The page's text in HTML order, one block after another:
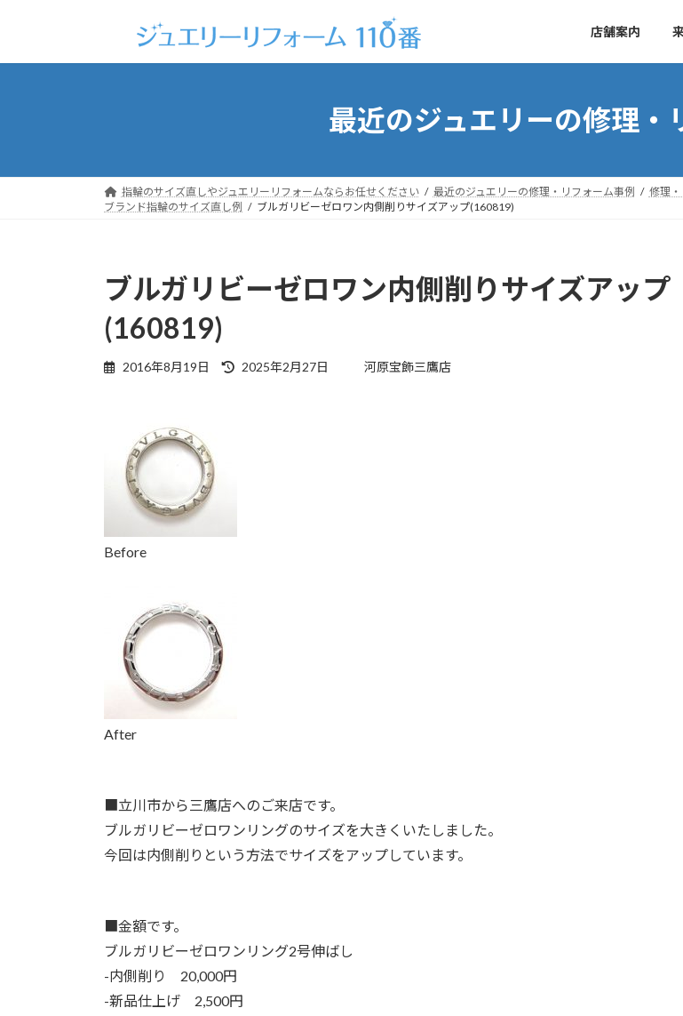
ッ
移
店舗案内
最近のジュエリーの修理・
指輪のサイズ直しやジュエリーリフォームならお任せください 最近のジュエリーの修理・リフォーム事例 修理
ブランド指輪のサイズ直し例
ブルガリビーゼロワン内側削りサイズアップ(160819)
ブルガリビーゼロワン内側削りサイズアップ
(160819)
2016年8月19日
最
2025年2月27日 河原宝飾三鷹店
Before
After
立川市から三鷹店へのご来店です。
ブルガリビーゼロワンリングのサイズを大きくいたしました。
今回は内側削りという方法でサイズをアップしています。
金額です。
ブルガリビーゼロワンリング2号伸ばし
-内側削り 20,000円
-新品仕上げ 2,500円